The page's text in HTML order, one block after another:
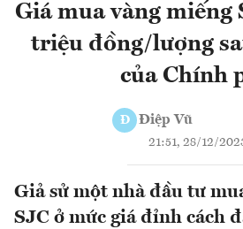
Giá mua vàng miếng
triệu đồng/lượng
của Chính
Đ Điệp Vũ
21:51, 28/12/
Giả sử một nhà đầu tư
SJC ở mức giá đỉnh cách